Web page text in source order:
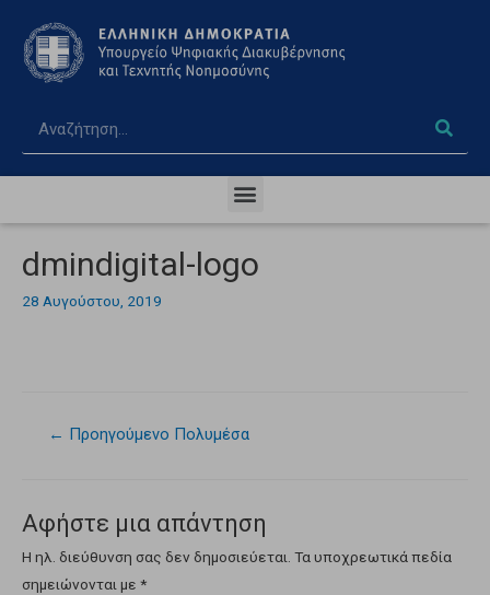
dmindigital-logo
28 Αυγούστου, 2019
← Προηγούμενο Πολυμέσα
Αφήστε μια απάντηση
Η ηλ. διεύθυνση σας δεν δημοσιεύεται. Τα υποχρεωτικά πεδία
σημειώνονται με *